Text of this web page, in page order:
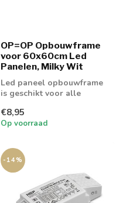
OP=OP Opbouwframe
voor 60x60cm Led
Panelen, Milky Wit
Led paneel opbouwframe
is geschikt voor alle
€8,95
Op voorraad
-14%